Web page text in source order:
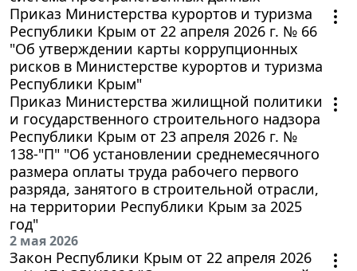
Приказ Министерства курортов и туризма
Республики Крым от 22 апреля 2026 г. № 66
"Об утверждении карты коррупционных
рисков в Министерстве курортов и туризма
Республики Крым"
Приказ Министерства жилищной политики
и государственного строительного надзора
Республики Крым от 23 апреля 2026 г. №
138-"П" "Об установлении среднемесячного
размера оплаты труда рабочего первого
разряда, занятого в строительной отрасли,
на территории Республики Крым за 2025
год"
2 мая 2026
Закон Республики Крым от 22 апреля 2026